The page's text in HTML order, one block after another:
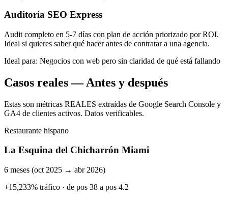
Auditoría SEO Express
Audit completo en 5-7 días con plan de acción priorizado por ROI.
Ideal si quieres saber qué hacer antes de contratar a una agencia.
Ideal para: Negocios con web pero sin claridad de qué está fallando
Casos reales — Antes y después
Estas son métricas REALES extraídas de Google Search Console y
GA4 de clientes activos. Datos verificables.
Restaurante hispano
La Esquina del Chicharrón Miami
6 meses (oct 2025 → abr 2026)
+15,233% tráfico · de pos 38 a pos 4.2